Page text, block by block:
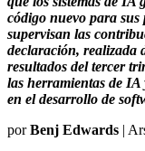
código nuevo para
supervisan las
declaración, realizada
resultados del tercer
las herramientas de IA
en el desarrollo de
porBenj Edwards |